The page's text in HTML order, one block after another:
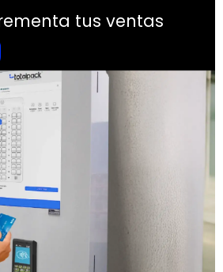
tus ventas